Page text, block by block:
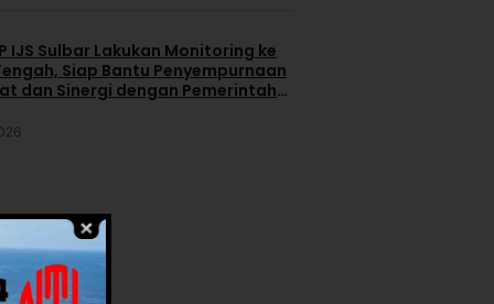
IJS Sulbar Lakukan Monitoring ke
Siap Bantu Penyempurnaan
dan Sinergi dengan Pemerintah